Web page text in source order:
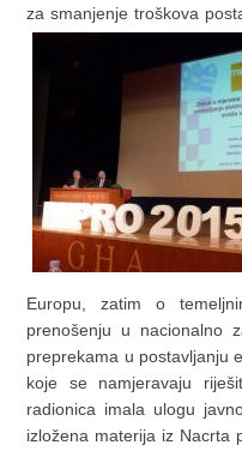
za smanjenje troškova
Europu, zatim o
prenošenju u nacionalno
preprekama u postavljanju
koje se namjeravaju
radionica imala ulogu
izložena materija iz Nacrta